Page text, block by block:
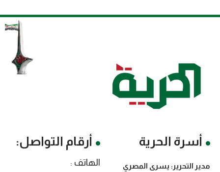
أسرة الحرية
مدير التحرير: يسرى المصري
أرقام التواصل:
الهاتف :